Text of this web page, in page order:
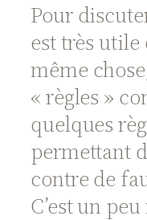
Pour
est très
même
« règles »
quelques
permettant
contre de
C’est un